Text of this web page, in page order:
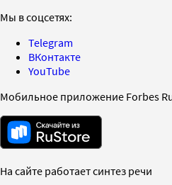
Мы в соцсетях:
Telegram
ВКонтакте
YouTube
Мобильное приложение Forbes
На сайте работает синтез речи